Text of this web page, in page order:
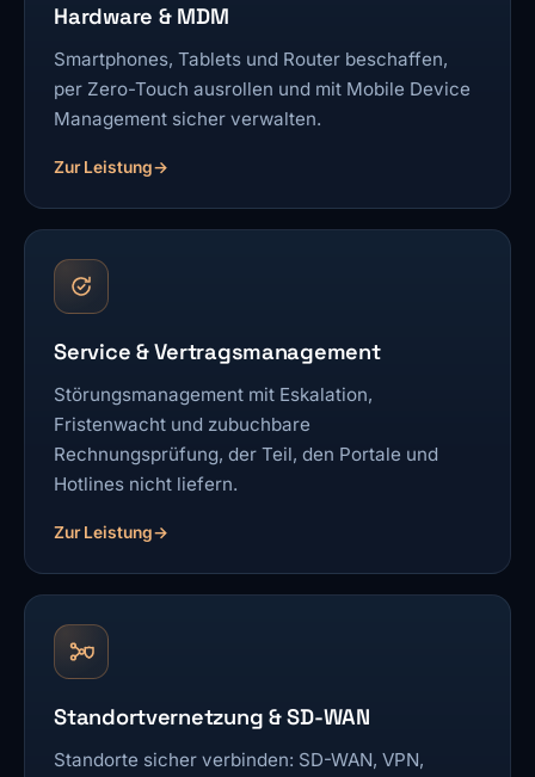
Hardware & MDM
Smartphones, Tablets und Router beschaffen,
per Zero-Touch ausrollen und mit Mobile Device
Management sicher verwalten.
Zur Leistung
Service & Vertragsmanagement
Störungsmanagement mit Eskalation,
Fristenwacht und zubuchbare
Rechnungsprüfung, der Teil, den Portale und
Hotlines nicht liefern.
Zur Leistung
Standortvernetzung & SD-WAN
Standorte sicher verbinden: SD-WAN, VPN,